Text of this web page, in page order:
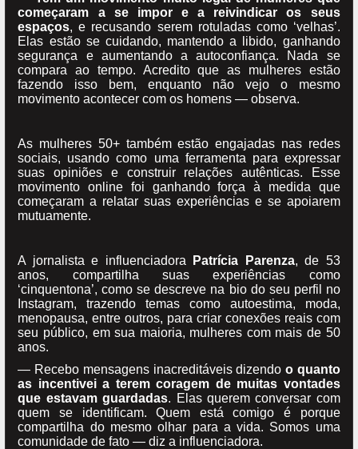
começaram a se impor e a reivindicar os seus
espaços, e recusando serem rotuladas como ‘velhas’.
Elas estão se cuidando, mantendo a libido, ganhando
segurança e aumentando a autoconfiança. Nada se
compara ao tempo. Acredito que as mulheres estão
fazendo isso bem, enquanto não vejo o mesmo
movimento acontecer com os homens — observa.
As mulheres 50+ também estão engajadas nas redes
sociais, usando como uma ferramenta para expressar
suas opiniões e construir relações autênticas. Esse
movimento online foi ganhando força à medida que
começaram a relatar suas experiências e se apoiarem
mutuamente.
A jornalista e influenciadora Patrícia Parenza, de 53
anos, compartilha suas experiências como
‘cinquentona’, como se descreve na bio do seu perfil no
Instagram, trazendo temas como autoestima, moda,
menopausa, entre outros, para criar conexões reais com
seu público, em sua maioria, mulheres com mais de 50
anos.
— Recebo mensagens inacreditáveis dizendo o quanto
as incentivei a terem coragem de muitas vontades
que estavam guardadas. Elas querem conversar com
quem se identificam. Quem está comigo é porque
compartilha do mesmo olhar para a vida. Somos uma
comunidade de fato — diz a influenciadora.